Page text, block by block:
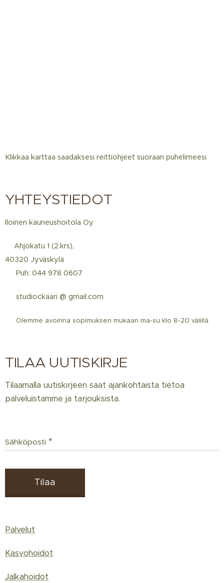
Klikkaa karttaa saadaksesi reittiohjeet suoraan puhelimeesi
YHTEYSTIEDOT
Iloinen kauneushoitola Oy
📍Ahjokatu 1 (2.krs),
40320 Jyväskylä
☎️ Puh: 044 978 0607
📩 studiockaari @ gmail.com
Olemme avoinna sopimuksen mukaan ma-su klo 8-20 välillä
TILAA UUTISKIRJE
Tilaamalla uutiskirjeen saat ajankohtaista tietoa
palveluistamme ja tarjouksista.
Sähköposti
Tilaa
Palvelut
Kasvohoidot
Jalkahoidot